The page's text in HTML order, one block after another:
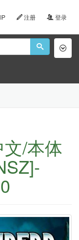
注册 登录
/本体